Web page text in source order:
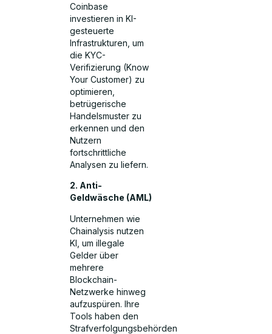
Coinbase
investieren in KI-
gesteuerte
Infrastrukturen, um
die KYC-
Verifizierung (Know
Your Customer) zu
optimieren,
betrügerische
Handelsmuster zu
erkennen und den
Nutzern
fortschrittliche
Analysen zu liefern.
2. Anti-
Geldwäsche (AML)
Unternehmen wie
Chainalysis nutzen
KI, um illegale
Gelder über
mehrere
Blockchain-
Netzwerke hinweg
aufzuspüren. Ihre
Tools haben den
Strafverfolgungsbehörden